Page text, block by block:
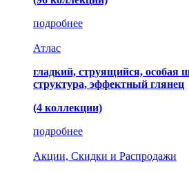
подробнее
Атлас
гладкий, струящийся, особая
структура, эффектный глянец
(4 коллекции)
подробнее
Акции, Скидки и Распродажи